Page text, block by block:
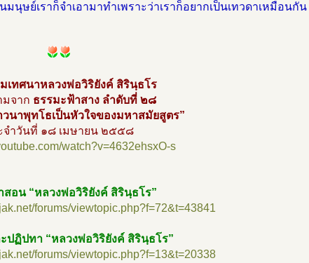
นมนุษย์เราก็จำเอามาทำเพราะว่าเราก็อยากเป็นเทวดาเหมือนกัน
เทศนาหลวงพ่อวิริยังค์ สิรินฺธโร
มจาก ธรรมะฟ้าสาง ลำดับที่ ๒๘
นาพุทโธเป็นหัวใจของมหาสมัยสูตร”
จำวันที่ ๑๘ เมษายน ๒๕๕๘
watch?v=4632ehsxO-s
สอน “หลวงพ่อวิริยังค์ สิรินฺธโร”
forums/viewtopic.php?f=72&t=43841
ปฏิปทา “หลวงพ่อวิริยังค์ สิรินฺธโร”
forums/viewtopic.php?f=13&t=20338